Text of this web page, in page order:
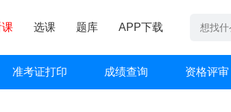
课 选课 题库 APP下载
准考证打印 成绩查询 资格评审